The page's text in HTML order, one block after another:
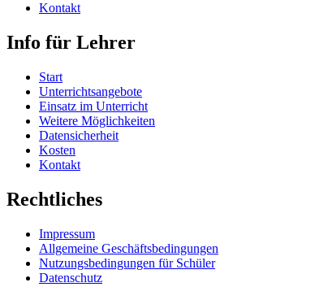
Kontakt
Info für Lehrer
Start
Unterrichtsangebote
Einsatz im Unterricht
Weitere Möglichkeiten
Datensicherheit
Kosten
Kontakt
Rechtliches
Impressum
Allgemeine Geschäftsbedingungen
Nutzungsbedingungen für Schüler
Datenschutz